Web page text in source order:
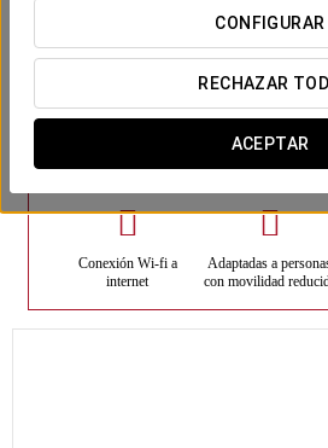
CONFIGURAR
RECHAZAR
ACEPTAR
muebles juegan con los colores
SERVICIOS
Habitaciones
Conexión Wi-fi a
internet
Adaptadas a
con movilidad